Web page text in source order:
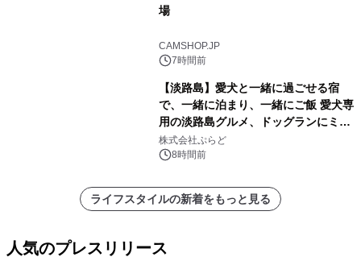
場
CAMSHOP.JP
7時間前
【淡路島】愛犬と一緒に過ごせる宿
で、一緒に泊まり、一緒にご飯 愛犬専
用の淡路島グルメ、ドッグランにミニ
プール グランピングとトレーラーハウ
スの2施設で
株式会社ぷらど
8時間前
ライフスタイルの新着をもっと見る
人気のプレスリリース